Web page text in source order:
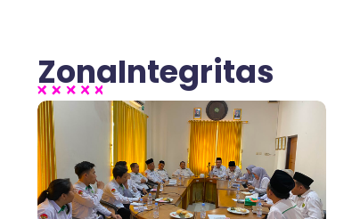
ZonaIntegritas
No Comments